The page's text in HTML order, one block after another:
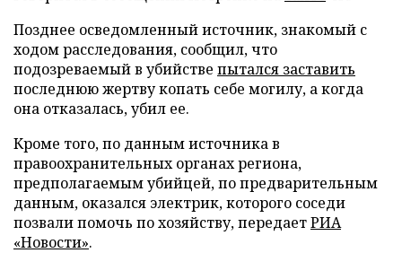
Позднее осведомленный источник, знакомый с
ходом расследования, сообщил, что
подозреваемый в убийстве пытался заставить
последнюю жертву копать себе могилу, а когда
она отказалась, убил ее.
Кроме того, по данным источника в
правоохранительных органах региона,
предполагаемым убийцей, по предварительным
данным, оказался электрик, которого соседи
позвали помочь по хозяйству, передаетРИА
«Новости».